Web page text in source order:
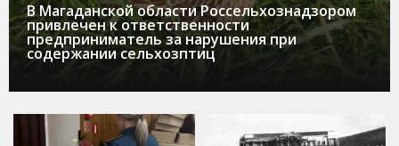
В Магаданской области Россельхознадзором
привлечен к ответственности
предприниматель за нарушения при
содержании сельхозптиц